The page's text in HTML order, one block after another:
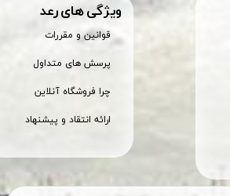
ویژگی های رعد
قوانین و مقررات
پرسش های متداول
چرا فروشگاه آنلاین
ارائه انتقاد و پیشنهاد